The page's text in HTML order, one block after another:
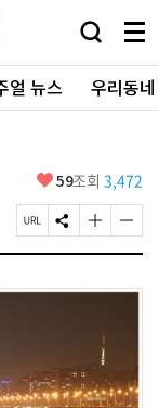
검
창
열
기
메
뉴
전
체
보
얼 뉴스 우리동
좋
요
59조회 3,472
페
이
U
R
S
N
공
유
글
자
기
크
게
변
경
하
기
글
자
기
작
하
기